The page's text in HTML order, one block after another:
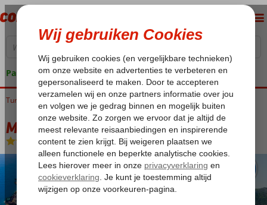
Pakketgarantie
Home
Turkije Turkse Riviera Kemer Kiris Maxx Royal Kemer
Maxx Royal Kemer
Ultra All Inclusive-Hotel